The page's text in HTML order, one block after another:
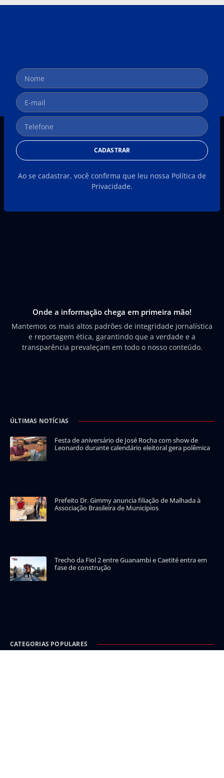
CADASTRAR
Ao se cadastrar, você confirma que leu nossa Política de
Privacidade.
Onde a informação chega em primeira mão!
Mantemos os mais altos padrões de integridade jornalística
e reportagem ética, garantindo que a verdade e a
transparência prevaleçam em todo o nosso conteúdo.
ÚLTIMAS NOTÍCIAS
Festa de aniversário de José Rocha com show de
Leonardo durante calendário eleitoral gera polêmica
Prefeito Dr. Gimmy anuncia filiação de Malhada à
Associação Brasileira de Municípios
Trecho da Fiol 2 entre Guanambi e Caetité entra em
fase de construção
CATEGORIAS POPULARES